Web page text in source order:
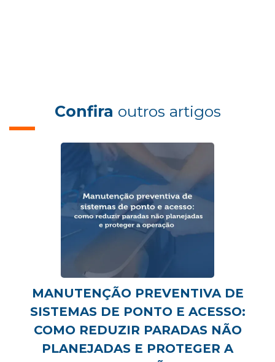
Confira outros artigos
MANUTENÇÃO PREVENTIVA DE
SISTEMAS DE PONTO E ACESSO:
COMO REDUZIR PARADAS NÃO
PLANEJADAS E PROTEGER A